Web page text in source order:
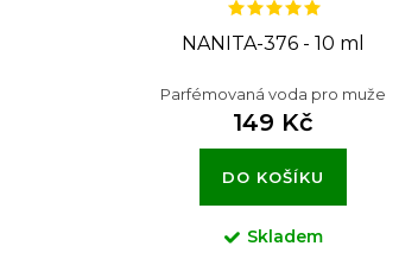
NANITA-376 - 10 ml
Parfémovaná voda pro muže
149 Kč
DO KOŠÍKU
Skladem